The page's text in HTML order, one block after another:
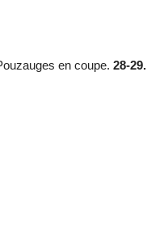
en coupe. 28-29.